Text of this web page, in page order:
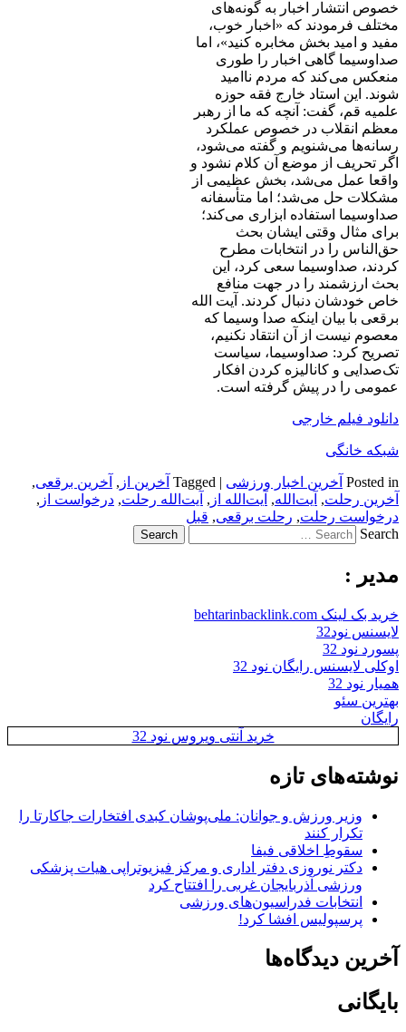
خصوص انتشار اخبار به گونه‌های
مختلف فرمودند که «اخبار خوب،
مفید و امید بخش مخابره کنید»، اما
صداوسیما گاهی اخبار را طوری
منعکس می‌کند که مردم نا‌امید
شوند. این استاد خارج فقه حوزه
علمیه قم، گفت: آنچه که ما از رهبر
معظم انقلاب در خصوص عملکرد
رسانه‌ها می‌شنویم و گفته می‌شود،
اگر تحریف از موضع آن کلام نشود و
واقعا عمل می‌شد، بخش عظیمی از
مشکلات حل می‌شد؛ اما متأسفانه
صداوسیما استفاده ابزاری می‌کند؛
برای مثال وقتی ایشان بحث
حق‌الناس را در انتخابات مطرح
کردند، صداوسیما سعی کرد، این
بحث ارزشمند را در جهت منافع
خاص خودشان دنبال کردند. آیت الله
برقعی با بیان اینکه صدا وسیما که
معصوم نیست از آن انتقاد نکنیم،
تصریح کرد: صداوسیما، سیاست
تک‌صدایی و کانالیزه کردن افکار
عمومی را در پیش گرفته است.
دانلود فیلم خارجی
شبکه خانگی
Posted in آخرین اخبار ورزشی |
Tagged آخرین از , آخرین برقعی,
آخرین رحلت, آیت‌الله, آیت‌الله از , آیت‌الله رحلت, درخواست از ,
درخواست رحلت, رحلت برقعی, قبل
Search
مدیر :
خرید بک لینک behtarinbacklink.com
لایسنس نود32
پسورد نود 32
اوکلی لایسنس رایگان نود 32
همیار نود 32
بهترین سئو
رایگان
خرید آنتی ویروس نود 32
نوشته‌های تازه
وزیر ورزش و جوانان: ملی‌پوشان کبدی افتخارات جاکارتا را
تکرار کنند
سقوطِ اخلاقی فیفا
دکتر نوروزی دفتر اداری و مرکز فیزیوتراپی هیات پزشکی
ورزشی آذربایجان غربی را افتتاح کرد
انتخابات فدراسیون‌های ورزشی
پرسپولیس افشا کرد!
آخرین دیدگاه‌ها
بایگانی